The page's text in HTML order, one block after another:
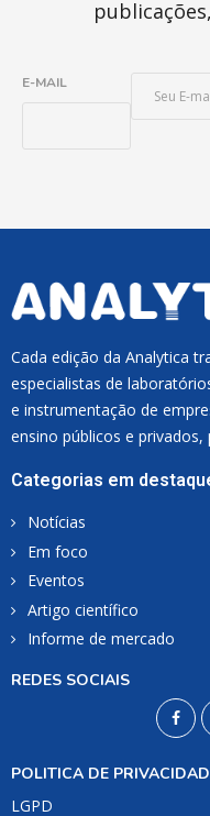
E-MAIL
Cada edição da Analytica
especialistas de
e instrumentação de
ensino públicos e
Categorias em
Notícias
Em foco
Eventos
Artigo científico
Informe de mercado
REDES SOCIAIS
POLITICA DE
LGPD